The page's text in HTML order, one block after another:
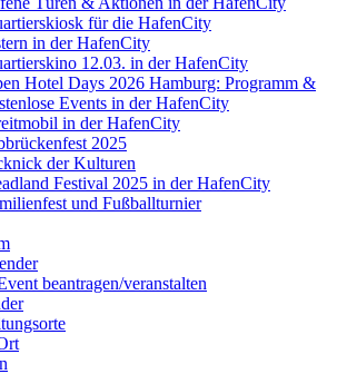
für die HafenCity
in der HafenCity
12.03. in der HafenCity
Hotel Days 2026 Hamburg: Programm &
Events in der HafenCity
in der HafenCity
2025
der Kulturen
Festival 2025 in der HafenCity
und Fußballturnier
beantragen/veranstalten